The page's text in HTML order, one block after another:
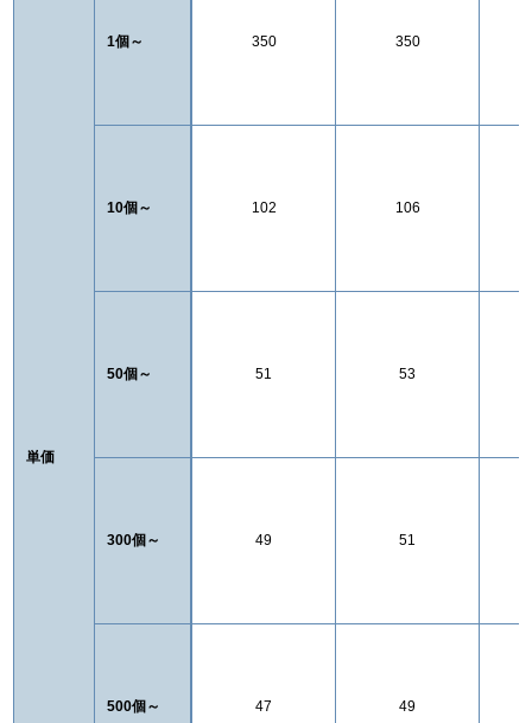
単価
1個～
10個～
50個～
300個～
500個～
350 350
102 106
51 53
49 51
47 49